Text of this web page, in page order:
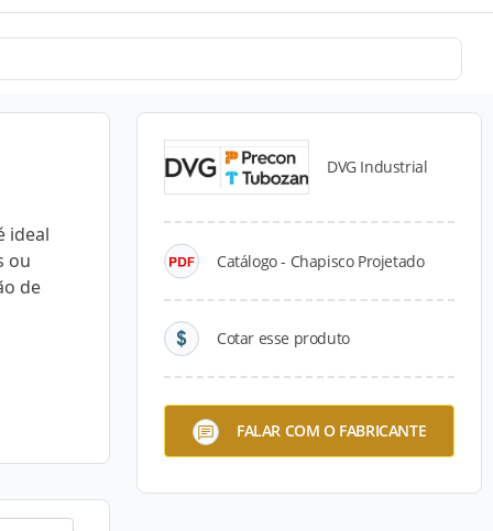
ideal
ou
de
DVG Industrial
Catálogo - Chapisco Projetado
Cotar esse produto
FALAR COM O FABRICANTE